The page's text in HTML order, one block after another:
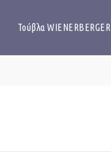
Τούβλα WIENERBERGER